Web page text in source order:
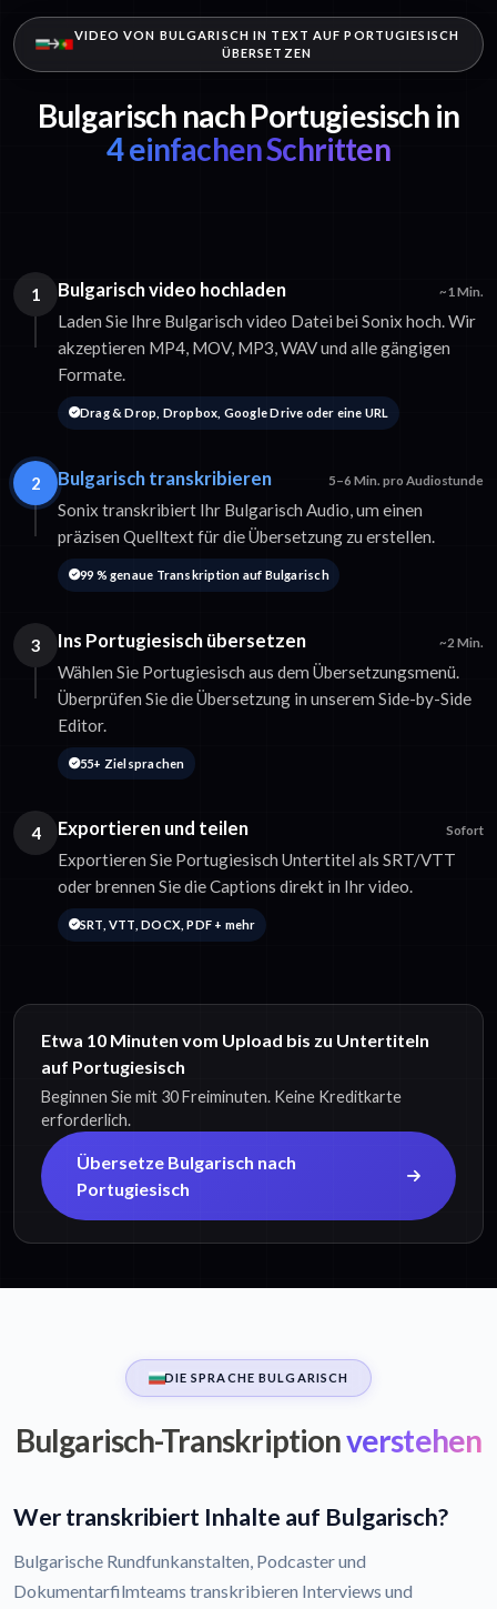
VIDEO VON BULGARISCH IN TEXT AUF PORTUGIESISCH
ÜBERSETZEN
Bulgarisch nach Portugiesisch in
4 einfachen Schritten
1 Bulgarisch video hochladen ~1 Min.
Laden Sie Ihre Bulgarisch video Datei bei Sonix hoch. Wir
akzeptieren MP4, MOV, MP3, WAV und alle gängigen
Formate.
Drag & Drop, Dropbox, Google Drive oder eine URL
2 Bulgarisch transkribieren 5–6 Min. pro Audiostunde
Sonix transkribiert Ihr Bulgarisch Audio, um einen
präzisen Quelltext für die Übersetzung zu erstellen.
99 % genaue Transkription auf Bulgarisch
3 Ins Portugiesisch übersetzen ~2 Min.
Wählen Sie Portugiesisch aus dem Übersetzungsmenü.
Überprüfen Sie die Übersetzung in unserem Side-by-Side
Editor.
55+ Zielsprachen
4 Exportieren und teilen Sofort
Exportieren Sie Portugiesisch Untertitel als SRT/VTT
oder brennen Sie die Captions direkt in Ihr video.
SRT, VTT, DOCX, PDF + mehr
Etwa 10 Minuten vom Upload bis zu Untertiteln
auf Portugiesisch
Beginnen Sie mit 30 Freiminuten. Keine Kreditkarte
erforderlich.
Übersetze Bulgarisch nach
Portugiesisch
DIE SPRACHE BULGARISCH
Bulgarisch-Transkriptionverstehen
Wer transkribiert Inhalte auf Bulgarisch?
Bulgarische Rundfunkanstalten, Podcaster und
Dokumentarfilmteams transkribieren Interviews und